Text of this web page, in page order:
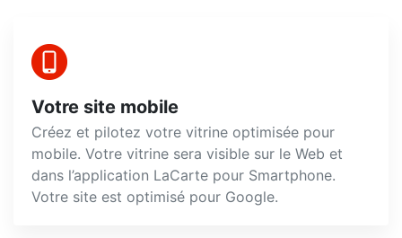
Votre site mobile
Créez et pilotez votre vitrine optimisée pour
mobile. Votre vitrine sera visible sur le Web et
dans l’application LaCarte pour Smartphone.
Votre site est optimisé pour Google.